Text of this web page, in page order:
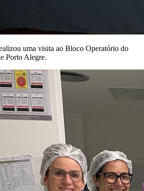
uma visita ao Bloco Operatório do
Porto Alegre.